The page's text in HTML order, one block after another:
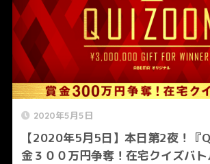
2020年5月5日
【2020年5月5日】本日第2夜！『
金３００万円争奪！在宅クイズバ